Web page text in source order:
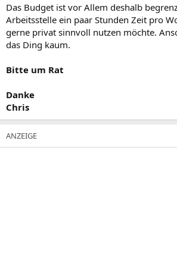
Das Budget ist vor Allem deshalb
Arbeitsstelle ein paar Stunden Zeit pro
gerne privat sinnvoll nutzen möchte.
das Ding kaum.
Bitte um Rat
Danke
Chris